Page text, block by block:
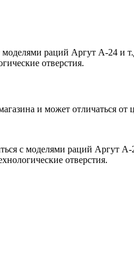
раций Аргут А-24 и
отверстия.
и может отличаться
с моделями раций Аргут
отверстия.